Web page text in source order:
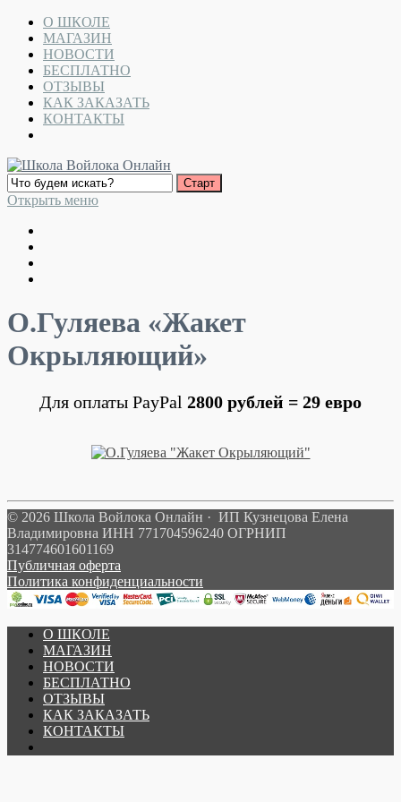
О ШКОЛЕ
МАГАЗИН
НОВОСТИ
БЕСПЛАТНО
ОТЗЫВЫ
КАК ЗАКАЗАТЬ
КОНТАКТЫ
Открыть меню
О.Гуляева «Жакет
Окрыляющий»
Для оплаты PayPal 2800 рублей = 29 евро
© 2026 Школа Войлока Онлайн · ИП Кузнецова Елена
Владимировна ИНН 771704596240 ОГРНИП
314774601601169
Публичная оферта
Политика конфиденциальности
О ШКОЛЕ
МАГАЗИН
НОВОСТИ
БЕСПЛАТНО
ОТЗЫВЫ
КАК ЗАКАЗАТЬ
КОНТАКТЫ